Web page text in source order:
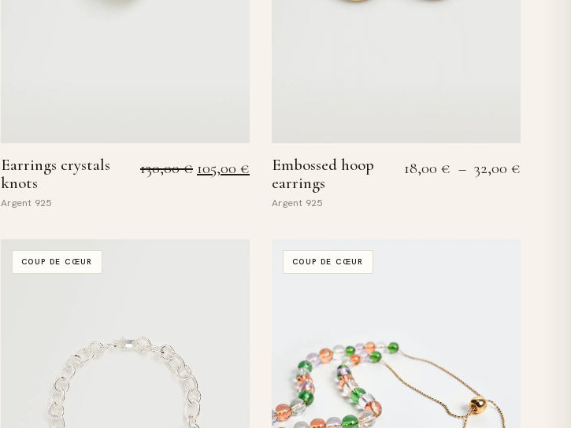
Earrings crystals
knots
Argent 925
130,00€ Le prix initial était : 130,00 €.
105,00 € Le prix actuel est : 105,00 €.
Embossed hoop
earrings
Argent 925
18,00 € – 32,00 €
COUP DE CŒUR COUP DE CŒUR